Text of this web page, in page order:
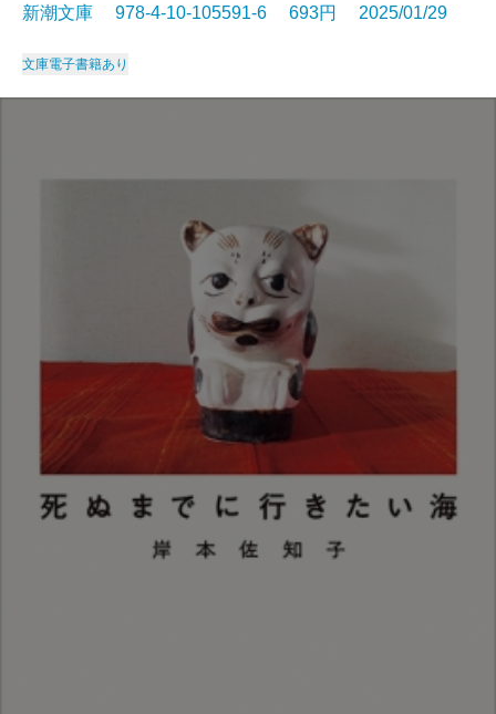
新潮文庫 978-4-10-105591-6 693円 2025/01/29
文庫電子書籍あり